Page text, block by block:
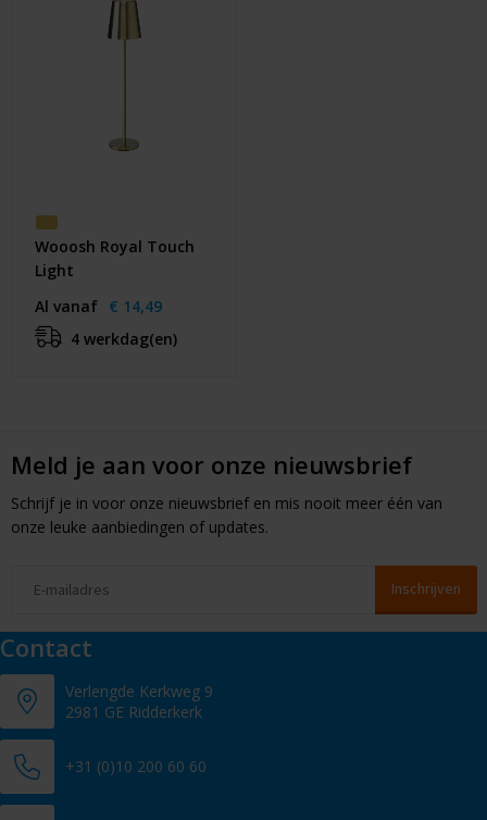
Wooosh Royal Touch
Light
Al vanaf € 14,49
4 werkdag(en)
Meld je aan voor onze nieuwsbrief
Schrijf je in voor onze nieuwsbrief en mis nooit meer één van
onze leuke aanbiedingen of updates.
Contact
Verlengde Kerkweg 9
2981 GE Ridderkerk
+31 (0)10 200 60 60